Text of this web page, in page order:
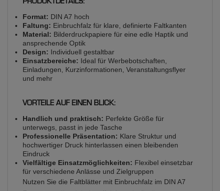
Format: DIN A7 hoch
Faltung: Einbruchfalz für klare, definierte Faltkanten
Material: Bilderdruckpapiere für eine edle Haptik und
ansprechende Optik
Design: Individuell gestaltbar
Einsatzbereiche: Ideal für Werbebotschaften,
Einladungen, Kurzinformationen, Veranstaltungsflyer
und mehr
VORTEILE AUF EINEN BLICK:
Handlich und praktisch: Perfekte Größe für
unterwegs, passt in jede Tasche
Professionelle Präsentation: Klare Struktur und
hochwertiger Druck hinterlassen einen bleibenden
Eindruck
Vielfältige Einsatzmöglichkeiten: Flexibel einsetzbar
für verschiedene Anlässe und Zielgruppen
Nutzen Sie die Faltblätter mit Einbruchfalz im DIN A7